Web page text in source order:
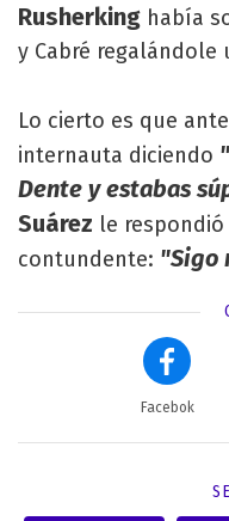
Rusherking había
y Cabré
Lo cierto es que
internauta diciendo
Dente y estabas
Suárez le
contundente: "Sigo
Facebok